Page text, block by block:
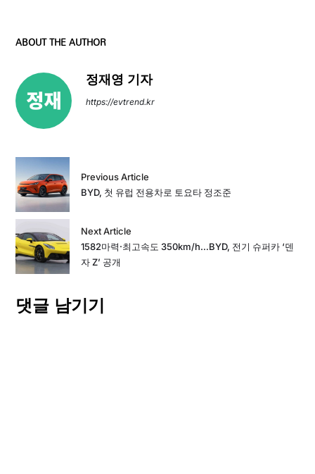
ABOUT THE AUTHOR
정재영 기자
https://evtrend.kr
Previous Article
BYD, 첫 유럽 전용차로 토요타 정조준
Next Article
1582마력·최고속도 350km/h…BYD, 전기 슈퍼카 ‘덴
자 Z’ 공개
댓글 남기기